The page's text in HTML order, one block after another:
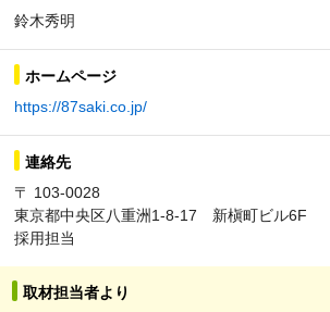
鈴木秀明
ホームページ
https://87saki.co.jp/
連絡先
〒 103-0028
東京都中央区八重洲1-8-17 新槇町ビル6F
採用担当
取材担当者より